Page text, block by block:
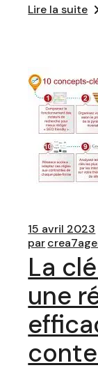
Lire la suite
15 avril 2023
par
La
une